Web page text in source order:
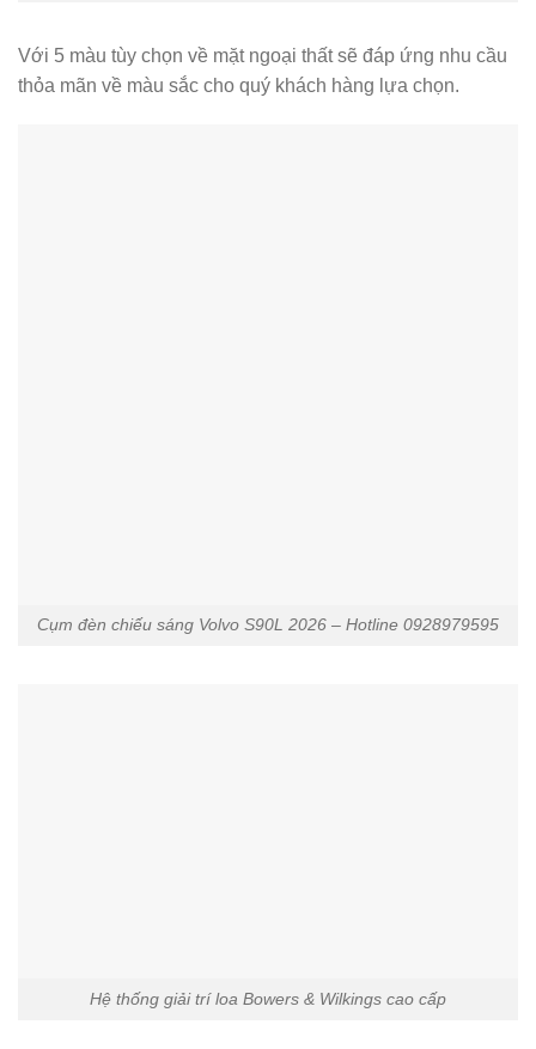
Với 5 màu tùy chọn về mặt ngoại thất sẽ đáp ứng nhu cầu
thỏa mãn về màu sắc cho quý khách hàng lựa chọn.
Cụm đèn chiếu sáng Volvo S90L 2026 – Hotline 0928979595
Hệ thống giải trí loa Bowers & Wilkings cao cấp